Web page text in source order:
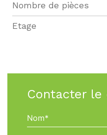
Nombre de pièces
Etage
Contacter le
Nom*